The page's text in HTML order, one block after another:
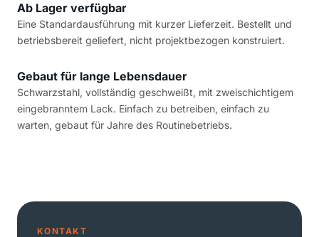
Ab Lager verfügbar
Eine Standardausführung mit kurzer Lieferzeit. Bestellt und
betriebsbereit geliefert, nicht projektbezogen konstruiert.
Gebaut für lange Lebensdauer
Schwarzstahl, vollständig geschweißt, mit zweischichtigem
eingebranntem Lack. Einfach zu betreiben, einfach zu
warten, gebaut für Jahre des Routinebetriebs.
KONTAKT